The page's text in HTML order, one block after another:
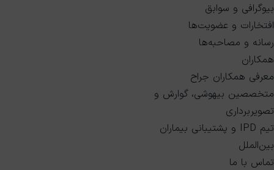
بیوگرافی و سوابق
افتخارات و عضویت‌ها
رسانه و مصاحبه‌ها
همکاران
معرفی همکاران جراح
متخصصین بیهوشی، گوارش و
تصویربرداری
تیم IPD و پشتیبانی بیماران
بین‌الملل
تماس با ما